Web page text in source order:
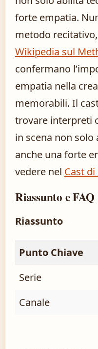
forte empatia.
metodo
Wikipedia sul
confermano
empatia nella
memorabili. Il
trovare interpreti
in scena non
anche una forte
vedere nel Cast
Riassunto e FAQ
Riassunto
Punto Chiave
Serie
Canale